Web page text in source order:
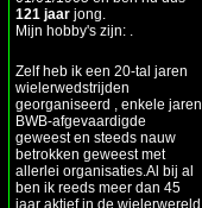
121 jaar jong.
Mijn hobby's zijn: .
Zelf heb ik een 20-tal jaren
wielerwedstrijden
georganiseerd , enkele jaren
BWB-afgevaardigde
geweest en steeds nauw
betrokken geweest met
allerlei organisaties.Al bij al
ben ik reeds meer dan 45
jaar aktief in de wielerwereld